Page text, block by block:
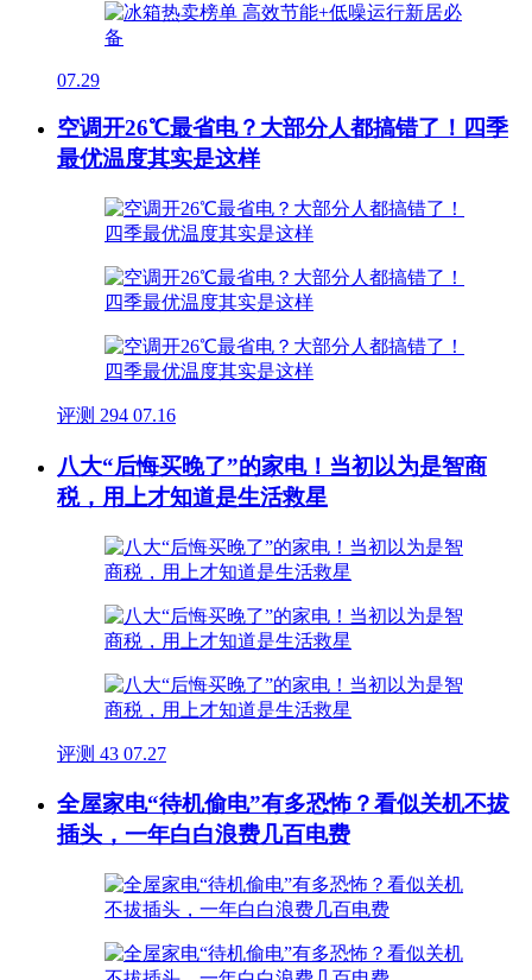
07.29
空调开26℃最省电？大部分人都搞错了！四季
最优温度其实是这样
评测 294 07.16
八大“后悔买晚了”的家电！当初以为是智商
税，用上才知道是生活救星
评测 43 07.27
全屋家电“待机偷电”有多恐怖？看似关机不拔
插头，一年白白浪费几百电费